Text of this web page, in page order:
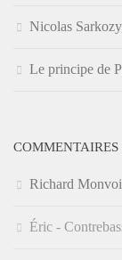
Nicolas
Le principe de
COMMENTAIRES
Richard
Éric -